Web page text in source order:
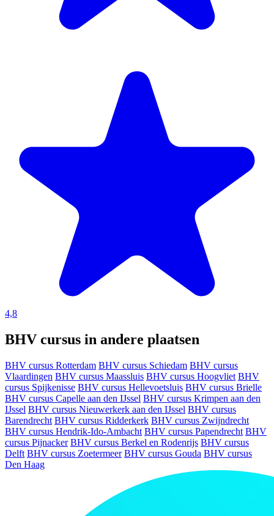
4,8
BHV cursus in andere plaatsen
BHV cursus Rotterdam BHV cursus Schiedam BHV cursus
Vlaardingen BHV cursus Maassluis BHV cursus Hoogvliet BHV
cursus Spijkenisse BHV cursus Hellevoetsluis BHV cursus Brielle
BHV cursus Capelle aan den IJssel BHV cursus Krimpen aan den
IJssel BHV cursus Nieuwerkerk aan den IJssel BHV cursus
Barendrecht BHV cursus Ridderkerk BHV cursus Zwijndrecht
BHV cursus Hendrik-Ido-Ambacht BHV cursus Papendrecht BHV
cursus Pijnacker BHV cursus Berkel en Rodenrijs BHV cursus
Delft BHV cursus Zoetermeer BHV cursus Gouda BHV cursus
Den Haag